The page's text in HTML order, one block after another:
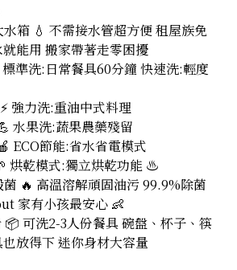
箱 💧 不需接水管超方便 租屋族免
能用 搬家帶著走零困擾
準洗:日常餐具60分鐘 快速洗:輕度
油中式料理
果農藥殘留
:省水省電模式
:獨立烘乾功能 ♨️
菌 🔥 高溫溶解頑固油污 99.9%除菌
家有小孩最安心 👶
📦 可洗2-3人份餐具 碗盤、杯子、筷
放得下 迷你身材大容量